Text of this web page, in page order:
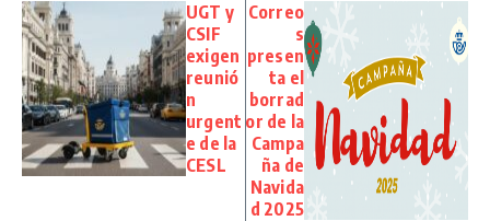
UGT y
CSIF
exigen
reunió
n
urgent
e de la
CESL
Correo
s
presen
ta el
borrad
or de la
Campa
ña de
Navida
d 2025